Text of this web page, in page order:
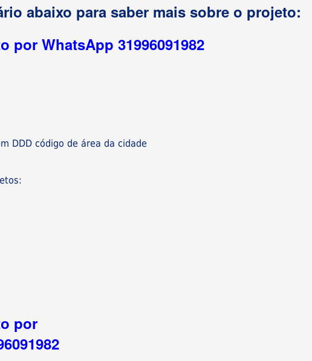
abaixo para saber mais sobre o projeto:
por WhatsApp 31996091982
DDD código de área da cidade
por